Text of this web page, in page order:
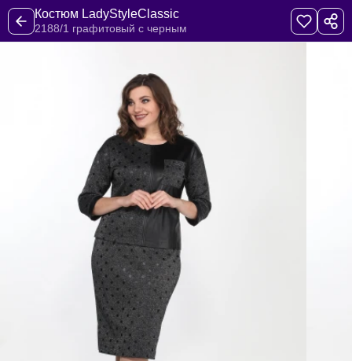
Костюм LadyStyleClassic
2188/1 графитовый с черным